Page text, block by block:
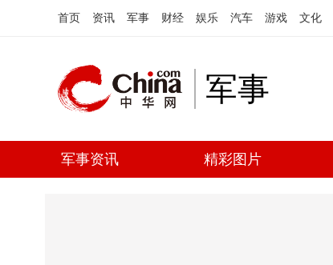
首页 资讯 军事 财经 娱乐 汽车 游戏 文化
军事
军事资讯 精彩图片